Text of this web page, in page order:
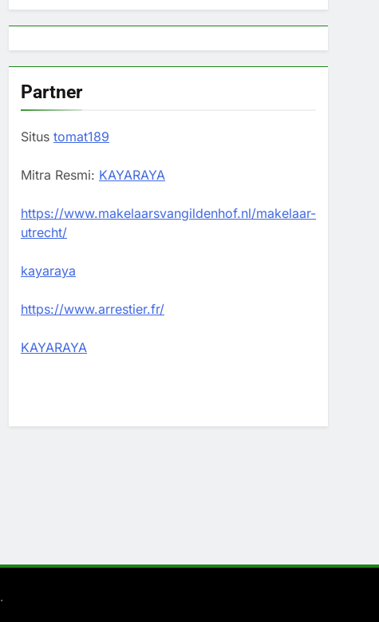
Partner
Situs tomat189
Mitra Resmi: KAYARAYA
https://www.makelaarsvangildenhof.nl/makelaar-
utrecht/
kayaraya
https://www.arrestier.fr/
KAYARAYA
.